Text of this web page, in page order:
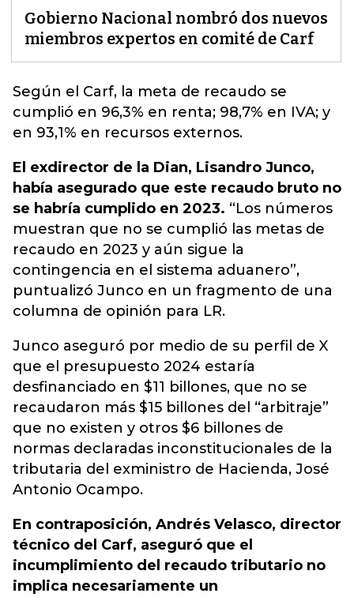
Gobierno Nacional nombró dos nuevos
miembros expertos en comité de Carf
Según el Carf, la meta de recaudo se
cumplió en 96,3% en renta; 98,7% en IVA; y
en 93,1% en recursos externos.
El exdirector de la Dian, Lisandro Junco,
había asegurado que este recaudo bruto no
se habría cumplido en 2023. “Los números
muestran que no se cumplió las metas de
recaudo en 2023 y aún sigue la
contingencia en el sistema aduanero”,
puntualizó Junco en un fragmento de una
columna de opinión para LR.
Junco aseguró por medio de su perfil de X
que el presupuesto 2024 estaría
desfinanciado en $11 billones, que no se
recaudaron más $15 billones del “arbitraje”
que no existen y otros $6 billones de
normas declaradas inconstitucionales de la
tributaria del exministro de Hacienda, José
Antonio Ocampo.
En contraposición, Andrés Velasco, director
técnico del Carf, aseguró que el
incumplimiento del recaudo tributario no
implica necesariamente un